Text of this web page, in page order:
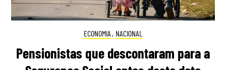
ECONOMIA , NACIONAL
Pensionistas que descontaram para a